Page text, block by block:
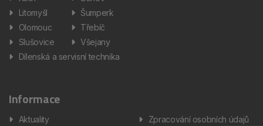
Litomyšl
Olomouc
Slušovice
Šumperk
Třebíč
Všejany
Dílenská a servisní technika
Informace
Aktuality Zpracování osobních údajů